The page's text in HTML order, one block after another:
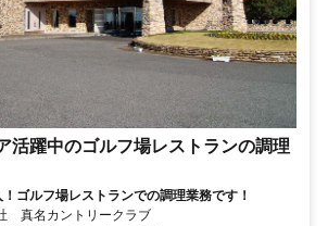
躍中のゴルフ場レストランの調理
ゴルフ場レストランでの調理業務です！
真名カントリークラブ